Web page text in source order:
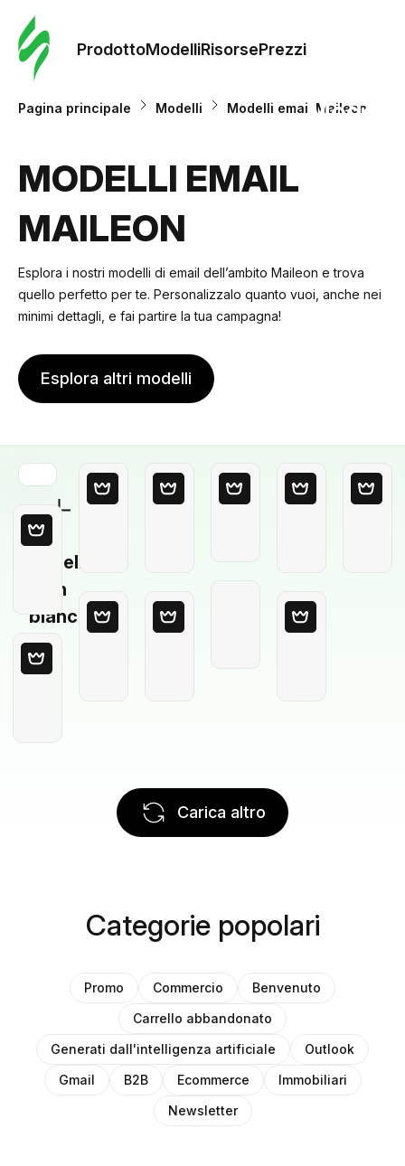
ProdottoModelliRisorsePrezzi
Modelli
Pagina principale Modelli Modelli email Maileon
MODELLI EMAIL
MAILEON
Esplora i nostri modelli di email dell’ambito Maileon e trova
quello perfetto per te. Personalizzalo quanto vuoi, anche nei
minimi dettagli, e fai partire la tua campagna!
Esplora altri modelli
Modello
in
bianco
Carica altro
Categorie popolari
Promo Commercio
Benvenuto
Carrello abbandonato
Generati dall'intelligenza artificiale
Outlook
Gmail
B2B Ecommerce
Immobiliari
Newsletter